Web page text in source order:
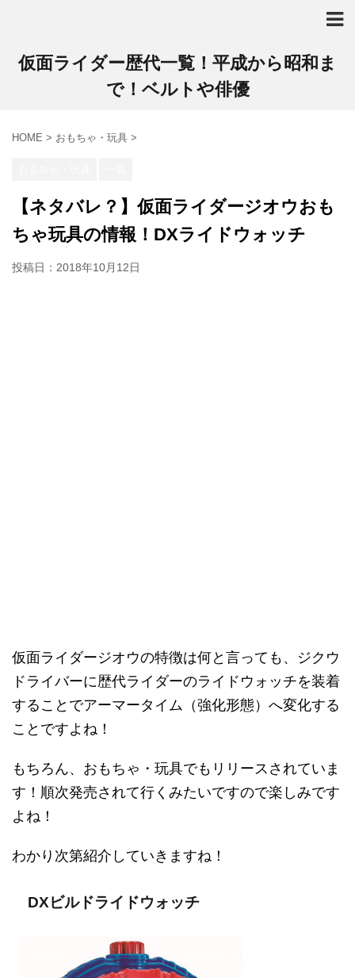
仮面ライダー歴代一覧！平成から昭和ま
で！ベルトや俳優
HOME > おもちゃ・玩具 >
【ネタバレ？】仮面ライダージオウおも
ちゃ玩具の情報！DXライドウォッチ
投稿日： 2018年10月12日
仮面ライダージオウの特徴は何と言っても、ジクウ
ドライバーに歴代ライダーのライドウォッチを装着
することでアーマータイム（強化形態）へ変化する
ことですよね！
もちろん、おもちゃ・玩具でもリリースされていま
す！順次発売されて行くみたいですので楽しみです
よね！
わかり次第紹介していきますね！
DXビルドライドウォッチ